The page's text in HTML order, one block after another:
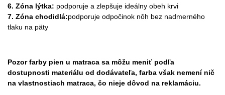
6. Zóna lýtka: podporuje a zlepšuje ideálny obeh krvi
7. Zóna chodidlá:podporuje odpočinok nôh bez nadmerného
tlaku na päty
Pozor farby pien u matraca sa môžu meniť podľa
dostupnosti materiálu od dodávateľa, farba však nemení nič
na vlastnostiach matraca, čo nieje dôvod na reklamáciu.